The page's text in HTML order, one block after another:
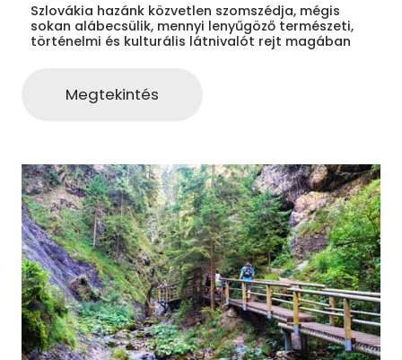
Szlovákia hazánk közvetlen szomszédja, mégis
sokan alábecsülik, mennyi lenyűgöző természeti,
történelmi és kulturális látnivalót rejt magában
Megtekintés